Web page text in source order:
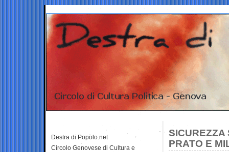
SICUREZZA
PRATO E
Destra di Popolo.net
Circolo Genovese di Cultura e